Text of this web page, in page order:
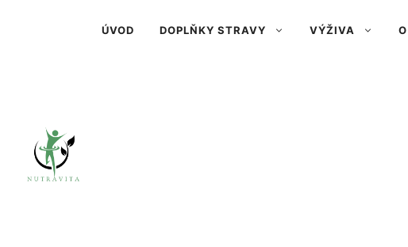
ÚVOD DOPLŇKY STRAVY VÝŽIVA